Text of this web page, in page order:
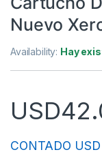
Nuevo
Availability: Hay
USD
CONTADO